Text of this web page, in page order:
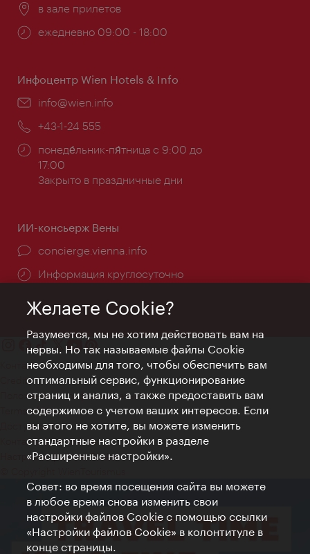
Расположение:
в зале прилетов
Часы
ежедневно 09:00 - 18:00
Инфоцентр Wien Hotels & Info
Эл.
info@wien.info
Телефон:
+43-1-24 555
Часы
работы:
понеде́льник-пя́тница с 9:00 до
17:00
Закрыто в праздничные дни
ИИ-консьерж Вены
concierge.vienna.info
Информация круглосуточно
Контакт
Credits
Положение о конфиденциальности
Terms of Use
Доступность
Контакты для прессы
Настройки файлов Cookie
Желаете Cookie?
Разумеется, мы не хотим действовать вам на
нервы. Но так называемые файлы Cookie
необходимы для того, чтобы обеспечить вам
оптимальный сервис, функционирование
страниц и анализ, а также предоставить вам
содержимое с учетом ваших интересов. Если
вы этого не хотите, вы можете изменить
стандартные настройки в разделе
«Расширенные настройки».
Совет: во время посещения сайта вы можете
в любое время снова изменить свои
настройки файлов Cookie с помощью ссылки
«Настройки файлов Cookie» в колонтитуле в
конце страницы.